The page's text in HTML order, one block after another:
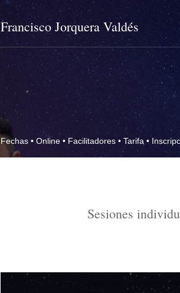
Francisco Jorquera Valdés
Fechas • Online • Facilitadores • Tarifa •
Sesiones